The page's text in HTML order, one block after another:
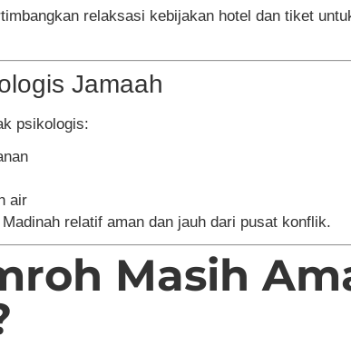
relaksasi kebijakan hotel dan tiket
Jamaah
psikologis:
air
relatif aman dan jauh dari pusat konflik.
Masih